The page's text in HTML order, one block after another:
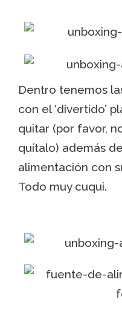
Dentro tenemos
con el ‘divertido’
quitar (por favor,
quítalo) además
alimentación con
Todo muy cuqui.